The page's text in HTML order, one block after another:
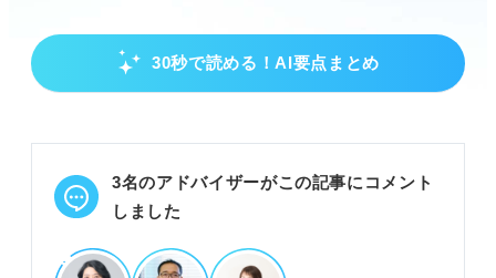
30秒で読める！AI要点まとめ
仕事のつらさへの向き合い方と心構え
探す。
原因分析、レベル測定、対処法実践の3ステップで
POINT：一人で抱え込まず、冷静に状況を整理し改
3名のアドバイザーがこの記事にコメント
しました